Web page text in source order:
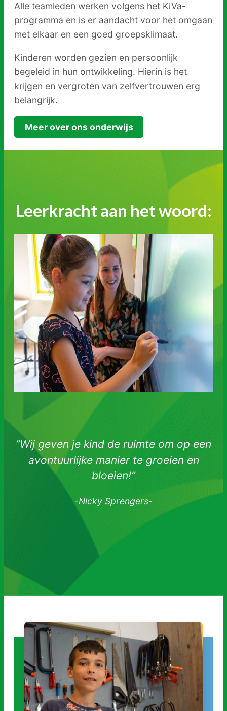
Alle teamleden werken volgens het KiVa-
programma en is er aandacht voor het omgaan
met elkaar en een goed groepsklimaat.
Kinderen worden gezien en persoonlijk
begeleid in hun ontwikkeling. Hierin is het
krijgen en vergroten van zelfvertrouwen erg
belangrijk.
Meer over ons onderwijs
Leerkracht aan het woord:
“Wij geven je kind de ruimte om op een
avontuurlijke manier te groeien en
bloeien!”
-Nicky Sprengers-